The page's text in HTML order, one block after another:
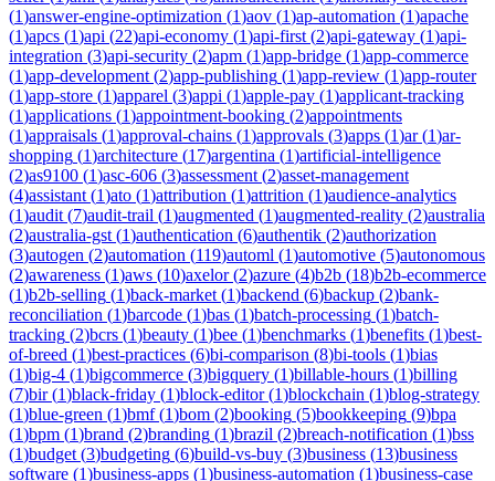
(1)answer-engine-optimization (1)aov (1)ap-automation (1)apache
(1)apcs (1)api (22)api-economy (1)api-first (2)api-gateway (1)api-
integration (3)api-security (2)apm (1)app-bridge (1)app-commerce
(1)app-development (2)app-publishing (1)app-review (1)app-router
(1)app-store (1)apparel (3)appi (1)apple-pay (1)applicant-tracking
(1)applications (1)appointment-booking (2)appointments
(1)appraisals (1)approval-chains (1)approvals (3)apps (1)ar(1)ar-
shopping (1)architecture (17)argentina (1)artificial-intelligence
(2)as9100 (1)asc-606 (3)assessment (2)asset-management
(4)assistant (1)ato (1)attribution (1)attrition (1)audience-analytics
(1)audit (7)audit-trail (1)augmented (1)augmented-reality (2)australia
(2)australia-gst (1)authentication (6)authentik (2)authorization
(3)autogen (2)automation (119)automl (1)automotive (5)autonomous
(2)awareness (1)aws (10)axelor(2)azure (4)b2b (18)b2b-ecommerce
(1)b2b-selling (1)back-market (1)backend (6)backup (2)bank-
reconciliation (1)barcode (1)bas (1)batch-processing (1)batch-
tracking (2)bcrs (1)beauty (1)bee (1)benchmarks (1)benefits (1)best-
of-breed (1)best-practices (6)bi-comparison (8)bi-tools (1)bias
(1)big-4 (1)bigcommerce (3)bigquery (1)billable-hours (1)billing
(7)bir(1)black-friday (1)block-editor(1)blockchain (1)blog-strategy
(1)blue-green (1)bmf(1)bom (2)booking (5)bookkeeping (9)bpa
(1)bpm (1)brand (2)branding (1)brazil (2)breach-notification (1)bss
(1)budget (3)budgeting (6)build-vs-buy (3)business (13)business
software (1)business-apps (1)business-automation (1)business-case